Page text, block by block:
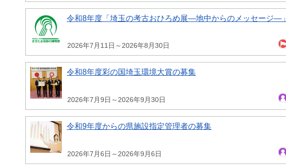
令和8年度「埼玉の考古おひろめ展―地中からのメッセージ―」
2026年7月11日～2026年8月30日
令和8年度彩の国埼玉環境大賞の募集
2026年7月9日～2026年9月30日
令和9年度からの県施設指定管理者の募集
2026年7月6日～2026年9月6日